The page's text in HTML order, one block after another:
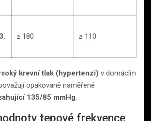
≥ 180 ≥ 110
krevní tlak (hypertenzi) v domácím
opakovaně naměřené
135/85 mmHg.